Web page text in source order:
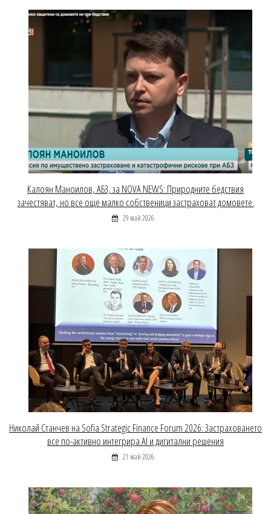
Калоян Маноилов, АБЗ, за NOVA NEWS: Природните бедствия
зачестяват, но все още малко собственици застраховат домовете.
29 май 2026
Николай Станчев на Sofia Strategic Finance Forum 2026: Застраховането
все по-активно интегрира AI и дигитални решения
21 май 2026